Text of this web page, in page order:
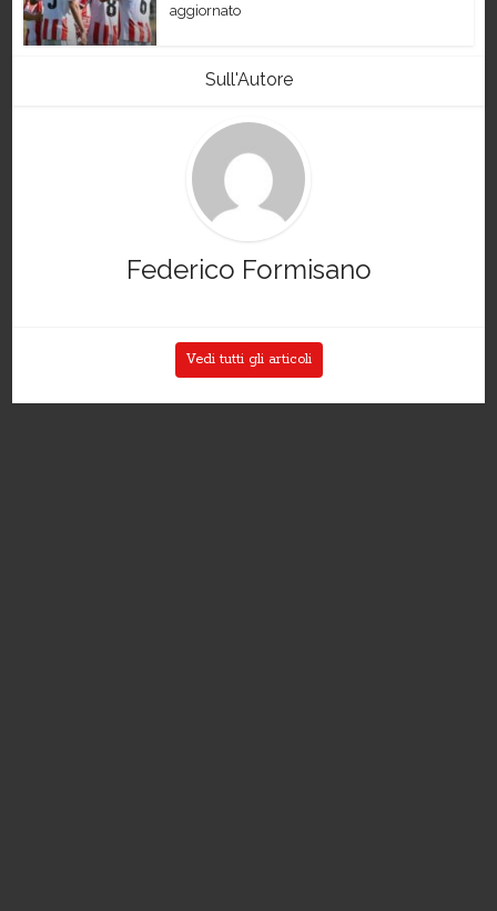
aggiornato
Sull'Autore
Federico Formisano
Vedi tutti gli articoli